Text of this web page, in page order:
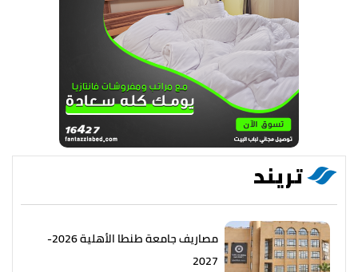
تريند
مصاريف جامعة طنطا الأهلية 2026-
2027